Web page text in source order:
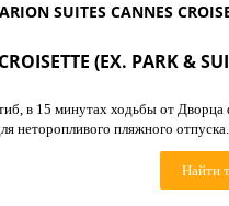
SUITES CANNES
(EX. PARK &
в 15 минутах ходьбы от
неторопливого пляжного отпуска.
Найти